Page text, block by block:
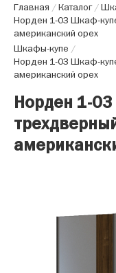
Главная /Каталог/
Норден 1-03 Шкаф-
американский орех
Шкафы-купе /
Норден 1-03 Шкаф-
американский орех
Норден 1-